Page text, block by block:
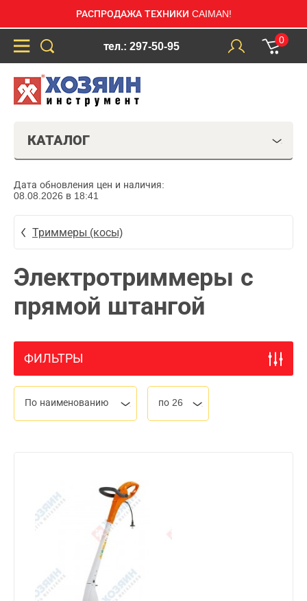
РАСПРОДАЖА ТЕХНИКИ CAIMAN!
тел.: 297-50-95
0
КАТАЛОГ
Дата обновления цен и наличия:
08.08.2026 в 18:41
Триммеры (косы)
Электротриммеры с
прямой штангой
ФИЛЬТРЫ
По наименованию по 26